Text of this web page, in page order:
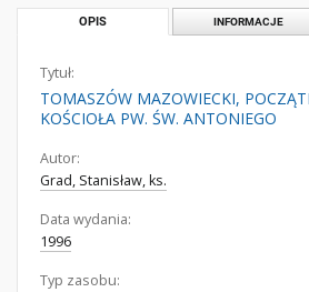
OPIS INFORMACJE
Tytuł:
TOMASZÓW MAZOWIECKI,
KOŚCIOŁA PW. ŚW. ANTONIEGO
Autor:
Grad, Stanisław, ks.
Data wydania:
1996
Typ zasobu: